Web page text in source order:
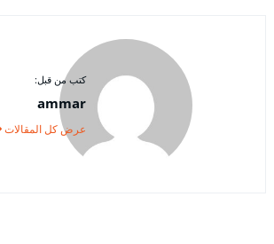
كتب من قبل:
ammar
عرض كل المقالات